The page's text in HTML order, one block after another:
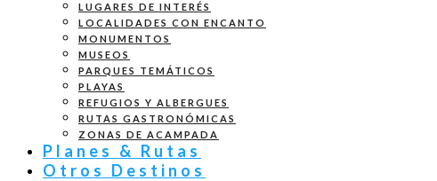
LUGARES DE INTERÉS
LOCALIDADES CON ENCANTO
MONUMENTOS
MUSEOS
PARQUES TEMÁTICOS
PLAYAS
REFUGIOS Y ALBERGUES
RUTAS GASTRONÓMICAS
ZONAS DE ACAMPADA
Planes & Rutas
Otros Destinos